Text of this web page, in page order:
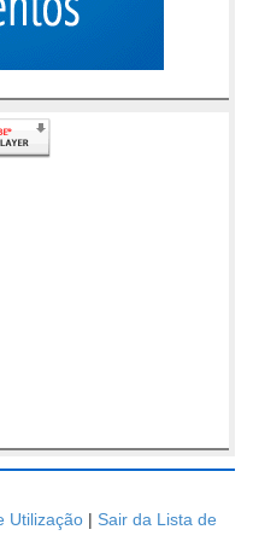
Utilização | Sair da Lista de